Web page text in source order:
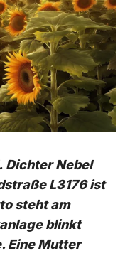
Dichter Nebel
L3176 ist
steht am
blinkt
Eine Mutter